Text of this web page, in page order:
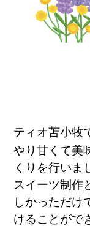
ティオ苫小牧
やり甘くて美
くりを行いま
スイーツ制作
しかっただけ
けることがで